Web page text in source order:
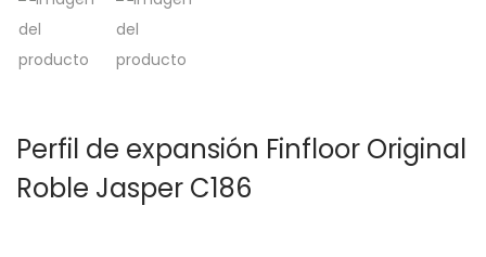
Perfil de expansión Finfloor Original
Roble Jasper C186